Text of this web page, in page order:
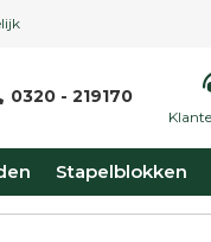
0320 - 219170
Stapelblokken